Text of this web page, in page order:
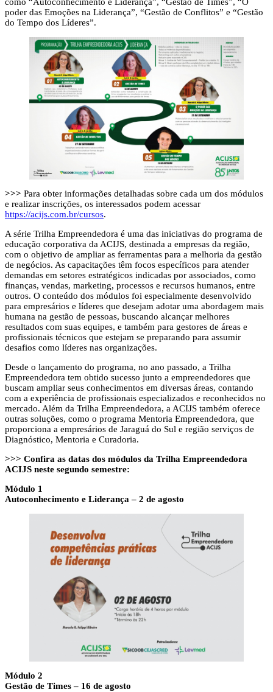
poder das Emoções na Liderança”, “Gestão de Conflitos” e “Gestão
do Tempo dos Líderes”.
>>> Para obter informações detalhadas sobre cada um dos módulos
e realizar inscrições, os interessados podem acessar
https://acijs.com.br/cursos.
A série Trilha Empreendedora é uma das iniciativas do programa de
educação corporativa da ACIJS, destinada a empresas da região,
com o objetivo de ampliar as ferramentas para a melhoria da gestão
de negócios. As capacitações têm focos específicos para atender
demandas em setores estratégicos indicadas por associados, como
finanças, vendas, marketing, processos e recursos humanos, entre
outros. O conteúdo dos módulos foi especialmente desenvolvido
para empresários e líderes que desejam adotar uma abordagem mais
humana na gestão de pessoas, buscando alcançar melhores
resultados com suas equipes, e também para gestores de áreas e
profissionais técnicos que estejam se preparando para assumir
desafios como líderes nas organizações.
Desde o lançamento do programa, no ano passado, a Trilha
Empreendedora tem obtido sucesso junto a empreendedores que
buscam ampliar seus conhecimentos em diversas áreas, contando
com a experiência de profissionais especializados e reconhecidos no
mercado. Além da Trilha Empreendedora, a ACIJS também oferece
outras soluções, como o programa Mentoria Empreendedora, que
proporciona a empresários de Jaraguá do Sul e região serviços de
Diagnóstico, Mentoria e Curadoria.
>>> Confira as datas dos módulos da Trilha Empreendedora
ACIJS neste segundo semestre:
Módulo 1
Autoconhecimento e Liderança – 2 de agosto
Módulo 2
Gestão de Times – 16 de agosto